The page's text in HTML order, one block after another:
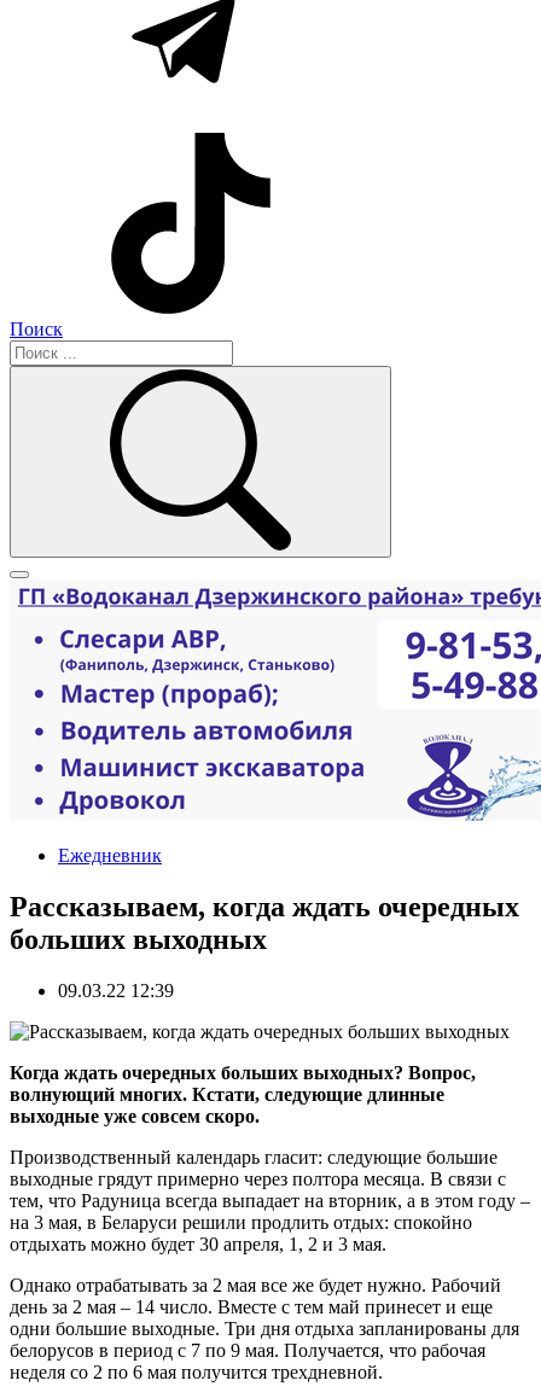
Поиск
Ежедневник
Рассказываем, когда ждать очередных
больших выходных
09.03.22 12:39
Когда ждать очередных больших выходных? Вопрос,
волнующий многих. Кстати, следующие длинные
выходные уже совсем скоро.
Производственный календарь гласит: следующие большие
выходные грядут примерно через полтора месяца. В связи с
тем, что Радуница всегда выпадает на вторник, а в этом году –
на 3 мая, в Беларуси решили продлить отдых: спокойно
отдыхать можно будет 30 апреля, 1, 2 и 3 мая.
Однако отрабатывать за 2 мая все же будет нужно. Рабочий
день за 2 мая – 14 число. Вместе с тем май принесет и еще
одни большие выходные. Три дня отдыха запланированы для
белорусов в период с 7 по 9 мая. Получается, что рабочая
неделя со 2 по 6 мая получится трехдневной.